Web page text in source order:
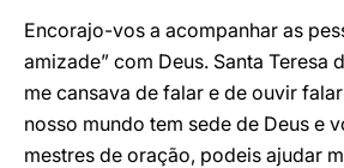
Encorajo-vos a acompanhar as
amizade” com Deus. Santa Teresa
me cansava de falar e de ouvir
nosso mundo tem sede de Deus e
mestres de oração, podeis ajudar